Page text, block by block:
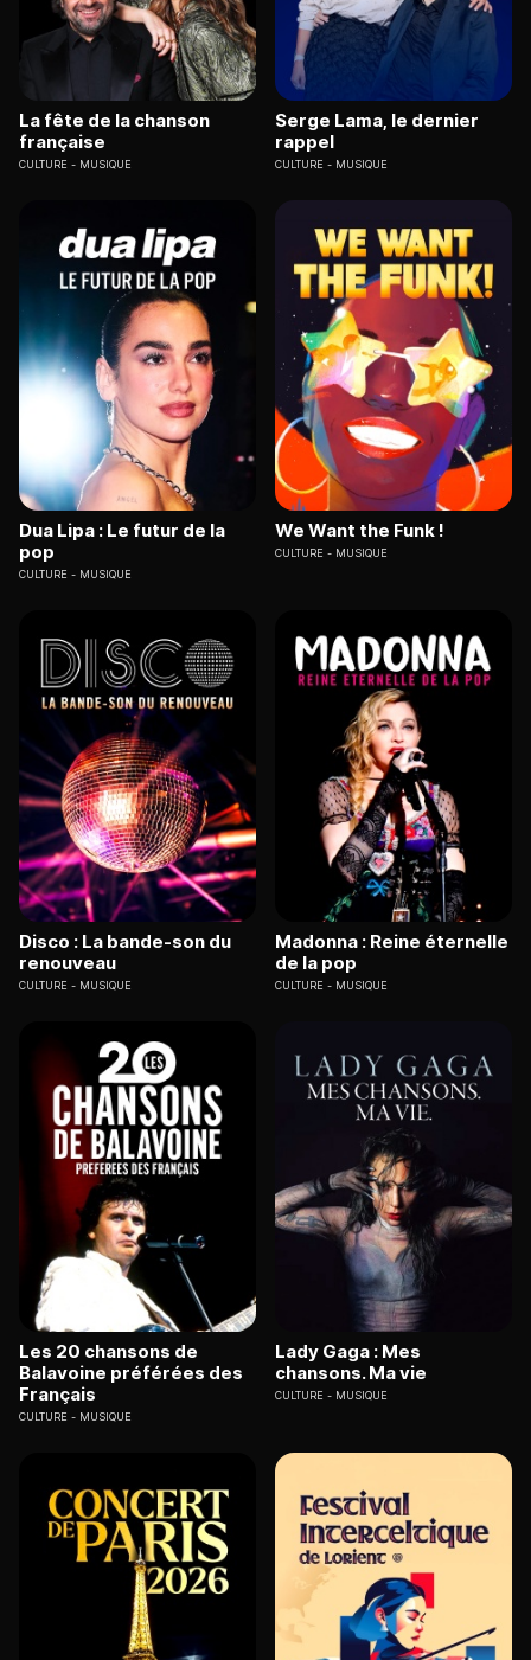
La fête de la chanson
française
CULTURE MUSIQUE
Serge Lama, le dernier
rappel
CULTURE MUSIQUE
Dua Lipa : Le futur de la
pop
CULTURE MUSIQUE
We Want the Funk !
CULTURE MUSIQUE
Disco : La bande-son du
renouveau
CULTURE MUSIQUE
Madonna : Reine éternelle
de la pop
CULTURE MUSIQUE
Les 20 chansons de
Balavoine préférées des
Français
CULTURE MUSIQUE
Lady Gaga : Mes
chansons. Ma vie
CULTURE MUSIQUE